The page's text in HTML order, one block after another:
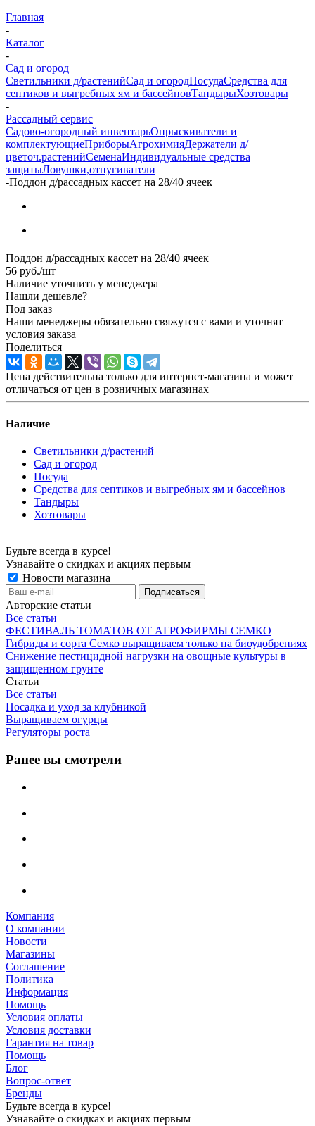
Главная
-
Каталог
-
Сад и огород
Светильники д/растенийСад и огородПосудаСредства для
септиков и выгребных ям и бассейновТандырыХозтовары
-
Рассадный сервис
Садово-огородный инвентарьОпрыскиватели и
комплектующиеПриборыАгрохимияДержатели д/
цветоч.растенийСеменаИндивидуальные средства
защитыЛовушки,отпугиватели
-Поддон д/рассадных кассет на 28/40 ячеек
Поддон д/рассадных кассет на 28/40 ячеек
56 руб./шт
Наличие уточнить у менеджера
Нашли дешевле?
Под заказ
Наши менеджеры обязательно свяжутся с вами и уточнят
условия заказа
Поделиться
Цена действительна только для интернет-магазина и может
отличаться от цен в розничных магазинах
Наличие
Светильники д/растений
Сад и огород
Посуда
Средства для септиков и выгребных ям и бассейнов
Тандыры
Хозтовары
Будьте всегда в курсе!
Узнавайте о скидках и акциях первым
Новости магазина
Авторские статьи
Все статьи
ФЕСТИВАЛЬ ТОМАТОВ ОТ АГРОФИРМЫ СЕМКО
Гибриды и сорта Семко выращиваем только на биоудобрениях
Снижение пестицидной нагрузки на овощные культуры в
защищенном грунте
Статьи
Все статьи
Посадка и уход за клубникой
Выращиваем огурцы
Регуляторы роста
Ранее вы смотрели
Компания
О компании
Новости
Магазины
Соглашение
Политика
Информация
Помощь
Условия оплаты
Условия доставки
Гарантия на товар
Помощь
Блог
Вопрос-ответ
Бренды
Будьте всегда в курсе!
Узнавайте о скидках и акциях первым